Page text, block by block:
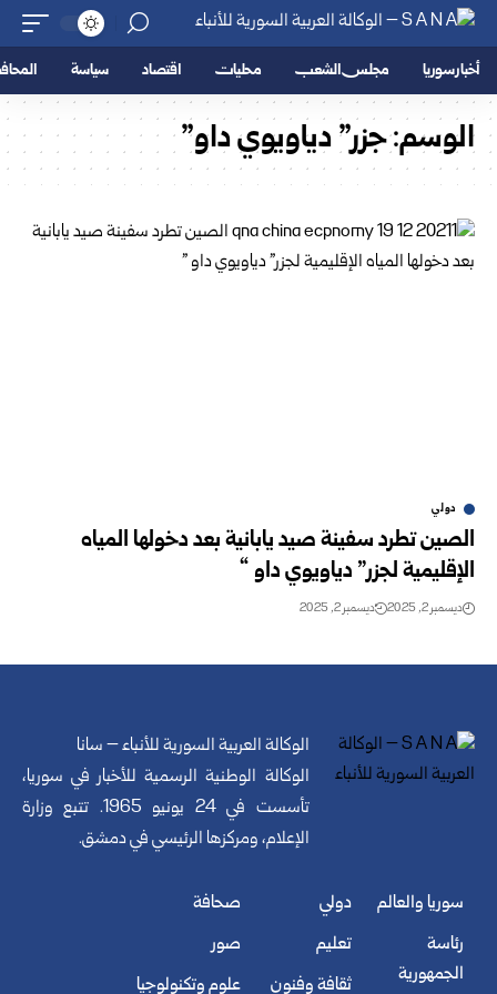
أخبار سوريا مجلس الشعب محليات اقتصاد سياسة
الوسم:جزر” دياويوي داو”
دولي
الصين تطرد سفينة صيد يابانية بعد دخولها المياه
الإقليمية لجزر” دياويوي داو “
ديسمبر 2, 2025 ديسمبر 2, 2025
الوكالة العربية السورية للأنباء – سانا
الوكالة الوطنية الرسمية للأخبار في سوريا،
تأسست في 24 يونيو 1965. تتبع وزارة
الإعلام، ومركزها الرئيسي في دمشق.
سوريا والعالم
رئاسة
الجمهورية
دولي
تعليم
ثقافة وفنون
صحافة
صور
علوم وتكنولوجيا